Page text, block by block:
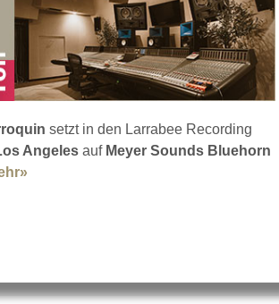
das Rad neu?
setzt in den Larrabee Recording
Angeles auf Meyer Sounds Bluehorn